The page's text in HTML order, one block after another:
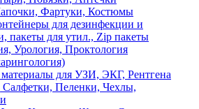
Фартуки, Костюмы
для дезинфекции и
пакеты для утил., Zip пакеты
Урология, Проктология
для УЗИ, ЭКГ, Рентгена
Пеленки, Чехлы,